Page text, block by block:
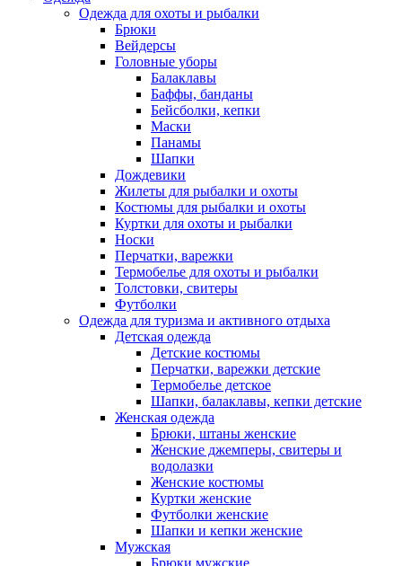
Одежда для охоты и рыбалки
Брюки
Вейдерсы
Головные уборы
Балаклавы
Баффы, банданы
Бейсболки, кепки
Маски
Панамы
Шапки
Дождевики
Жилеты для рыбалки и охоты
Костюмы для рыбалки и охоты
Куртки для охоты и рыбалки
Носки
Перчатки, варежки
Термобелье для охоты и рыбалки
Толстовки, свитеры
Футболки
Одежда для туризма и активного отдыха
Детская одежда
Детские костюмы
Перчатки, варежки детские
Термобелье детское
Шапки, балаклавы, кепки детские
Женская одежда
Брюки, штаны женские
Женские джемперы, свитеры и
водолазки
Женские костюмы
Куртки женские
Футболки женские
Шапки и кепки женские
Мужская
Брюки мужские